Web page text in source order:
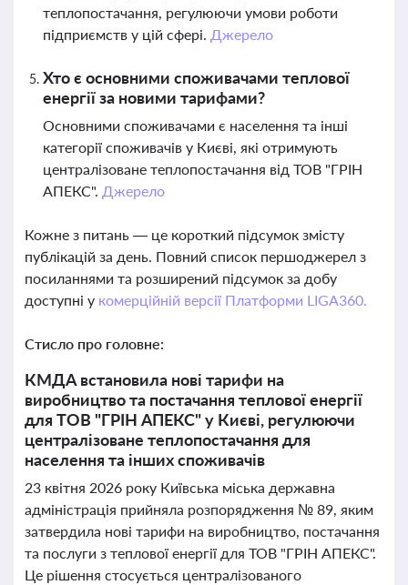
теплопостачання, регулюючи умови роботи
підприємств у цій сфері. Джерело
Хто є основними споживачами теплової
енергії за новими тарифами?
Основними споживачами є населення та інші
категорії споживачів у Києві, які отримують
централізоване теплопостачання від ТОВ "ГРІН
АПЕКС". Джерело
Кожне з питань — це короткий підсумок змісту
публікацій за день. Повний список першоджерел з
посиланнями та розширений підсумок за добу
доступні у комерційній версії Платформи LIGA360.
Стисло про головне:
КМДА встановила нові тарифи на
виробництво та постачання теплової енергії
для ТОВ "ГРІН АПЕКС" у Києві, регулюючи
централізоване теплопостачання для
населення та інших споживачів
23 квітня 2026 року Київська міська державна
адміністрація прийняла розпорядження № 89, яким
затвердила нові тарифи на виробництво, постачання
та послуги з теплової енергії для ТОВ "ГРІН АПЕКС".
Це рішення стосується централізованого